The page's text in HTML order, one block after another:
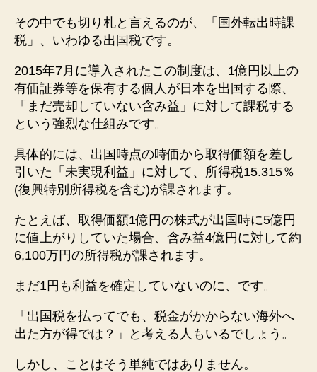
その中でも切り札と言えるのが、「国外転出時課
税」、いわゆる出国税です。
2015年7月に導入されたこの制度は、1億円以上の
有価証券等を保有する個人が日本を出国する際、
「まだ売却していない含み益」に対して課税する
という強烈な仕組みです。
具体的には、出国時点の時価から取得価額を差し
引いた「未実現利益」に対して、所得税15.315％
(復興特別所得税を含む)が課されます。
たとえば、取得価額1億円の株式が出国時に5億円
に値上がりしていた場合、含み益4億円に対して約
6,100万円の所得税が課されます。
まだ1円も利益を確定していないのに、です。
「出国税を払ってでも、税金がかからない海外へ
出た方が得では？」と考える人もいるでしょう。
しかし、ことはそう単純ではありません。